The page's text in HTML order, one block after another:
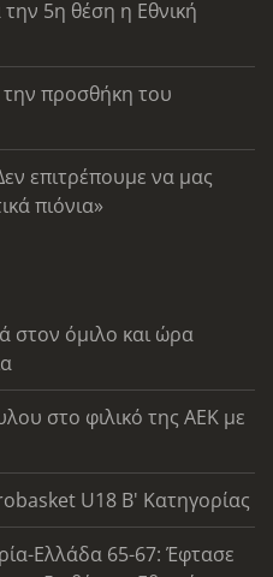
την 5η θέση η Εθνική
προσθήκη του
επιτρέπουμε να μας
πιόνια»
στον όμιλο και ώρα
στο φιλικό της ΑΕΚ με
U18 Β' Κατηγορίας
Ελλάδα 65-67: Έφτασε